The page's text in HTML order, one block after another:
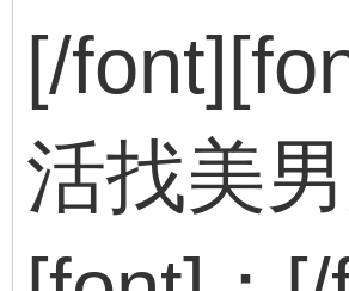
[/
活找美